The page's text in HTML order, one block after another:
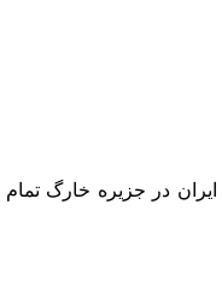
در جزیره خارگ